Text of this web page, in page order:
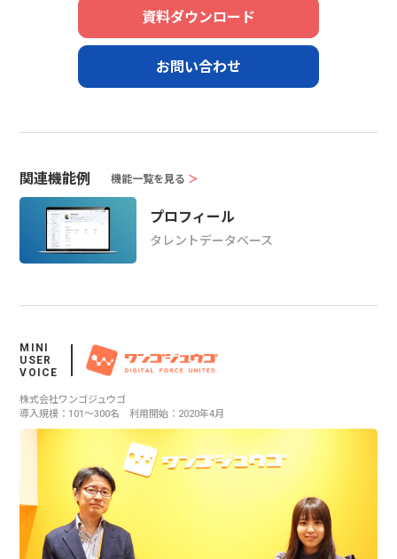
資料ダウンロード
お問い合わせ
関連機能例 機能一覧を見る ＞
プロフィール
タレントデータベース
MINI
USER
VOICE
株式会社ワンゴジュウゴ
導入規模：101〜300名 利用開始：2020年4月